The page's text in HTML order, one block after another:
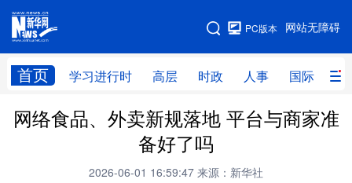
网站无障碍
PC版本
首页 学习进行时 高层 时政 人事 国际 财
网站地图
学习进行时 高层 时政 人事
财经 网评
网络食品、外卖新规落地 平台与商家准
备好了吗
2026-06-01 16:59:47 来源：新华社